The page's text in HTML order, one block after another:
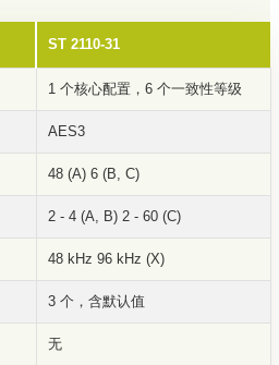
ST 2110-31
1 个核心配置，6 个一致性等级
AES3
48 (A) 6 (B, C)
2 - 4 (A, B) 2 - 60 (C)
48 kHz 96 kHz (X)
3 个，含默认值
无